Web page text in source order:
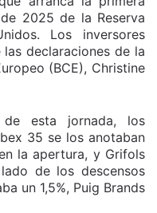
2025 de la Reserva
Los inversores
declaraciones de la
(BCE), Christine
esta jornada, los
35 se los anotaban
la apertura, y Grifols
de los descensos
un 1,5%, Puig Brands